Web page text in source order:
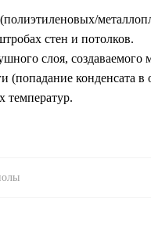
стен и потолков.
слоя, создаваемого
(попадание конденсата
температур.